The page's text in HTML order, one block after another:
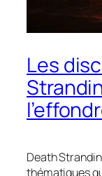
Les
Death
thématiques